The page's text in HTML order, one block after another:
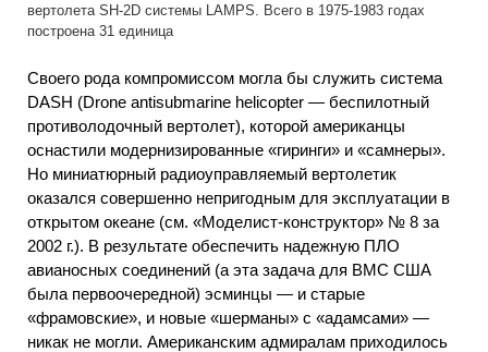
вертолета SH-2D системы LAMPS. Всего в 1975-1983 годах
построена 31 единица
Своего рода компромиссом могла бы служить система
DASH (Drone antisubmarine helicopter — беспилотный
противолодочный вертолет), которой американцы
оснастили модернизированные «гиринги» и «самнеры».
Но миниатюрный радиоуправляемый вертолетик
оказался совершенно непригодным для эксплуатации в
открытом океане (см. «Моделист-конструктор» № 8 за
2002 г.). В результате обеспечить надежную ПЛО
авианосных соединений (а эта задача для ВМС США
была первоочередной) эсминцы — и старые
«фрамовские», и новые «шерманы» с «адамсами» —
никак не могли. Американским адмиралам приходилось